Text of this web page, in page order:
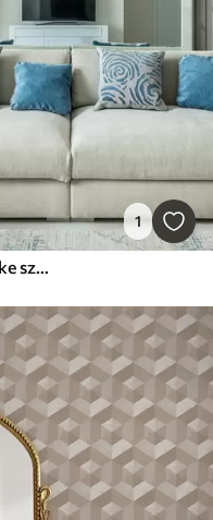
1
Falvédő Fa panel hatás világosszürke színben